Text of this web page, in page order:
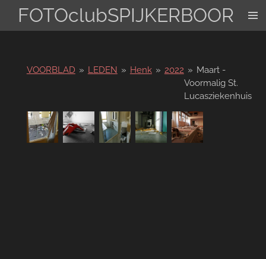
directFOTOclubSPIJKERBOOR
VOORBLAD » LEDEN » Henk » 2022 » Maart -
Voormalig St.
Lucasziekenhuis